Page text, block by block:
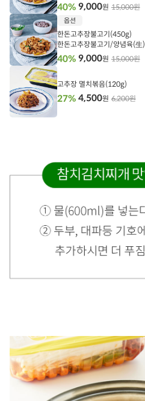
담
기
15,000원
40% 9,000원
담
기
옵션
한돈고추장불고기(450g)
한돈고추장불고기/양념육(生)
15,000원
40% 9,000원
담
고추장 멸치볶음(120g)
6,200원
27% 4,500원